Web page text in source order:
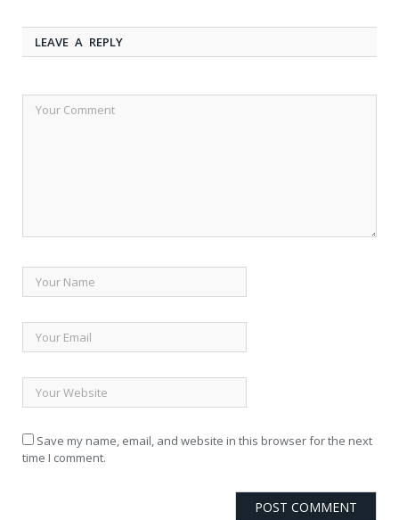
LEAVE A REPLY
Save my name, email, and website in this browser for the next
time I comment.